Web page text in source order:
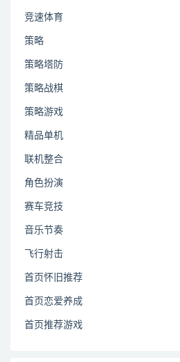
竞速体育
策略
策略塔防
策略战棋
策略游戏
精品单机
联机整合
角色扮演
赛车竞技
音乐节奏
飞行射击
首页怀旧推荐
首页恋爱养成
首页推荐游戏